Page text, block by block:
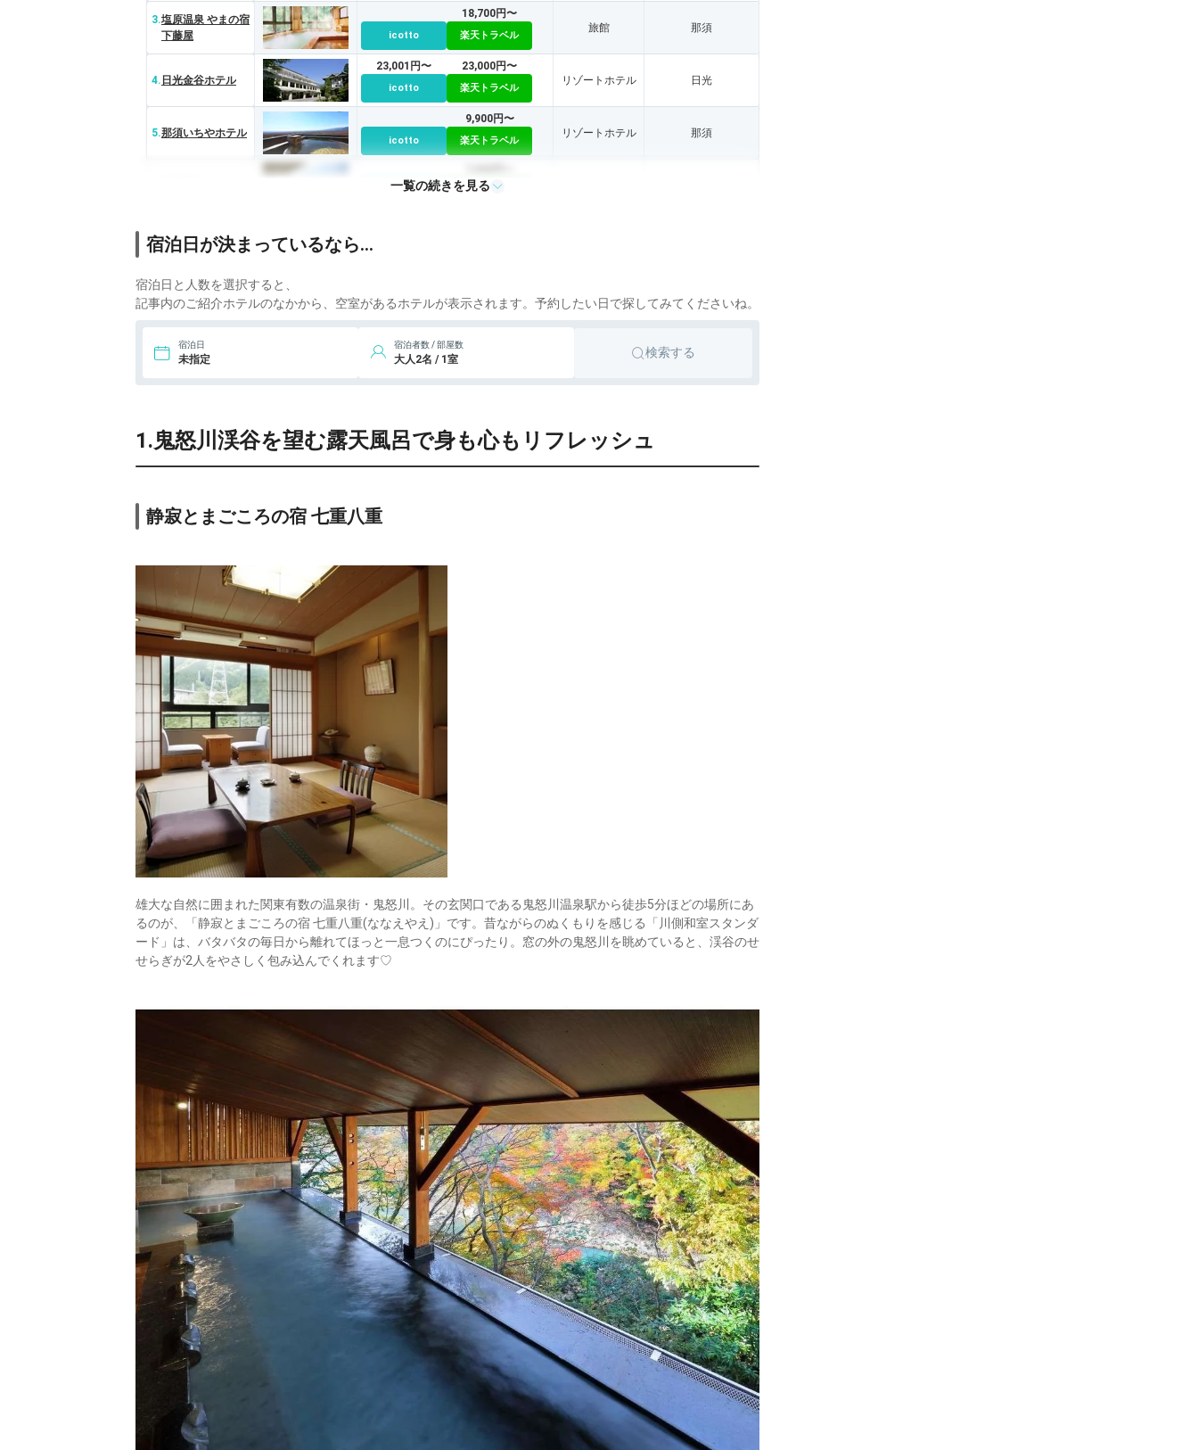
3.塩原温泉 やまの宿
下藤屋
icotto
18,700円〜
楽天トラベル
旅館 那須
4. 日光金谷ホテル
23,001円〜
icotto
23,000円〜
楽天トラベル
リゾートホテル 日光
5.那須いちやホテル
icotto
9,900円〜
楽天トラベル
リゾートホテル 那須
icotto 楽天トラベル
栂の季
一覧の続きを見る
宿泊日が決まっているなら…
宿泊日と人数を選択すると、
記事内のご紹介ホテルのなかから、空室があるホテルが表示されます。予約したい日で探してみてくださいね。
宿泊日
未指定
宿泊者数 / 部屋数
大人2名 / 1室 検索する
1.鬼怒川渓谷を望む露天風呂で身も心もリフレッシュ
静寂とまごころの宿 七重八重
雄大な自然に囲まれた関東有数の温泉街・鬼怒川。その玄関口である鬼怒川温泉駅から徒歩5分ほどの場所にあ
るのが、「静寂とまごころの宿 七重八重(ななえやえ)」です。昔ながらのぬくもりを感じる「川側和室スタンダ
ード」は、バタバタの毎日から離れてほっと一息つくのにぴったり。窓の外の鬼怒川を眺めていると、渓谷のせ
せらぎが2人をやさしく包み込んでくれます♡